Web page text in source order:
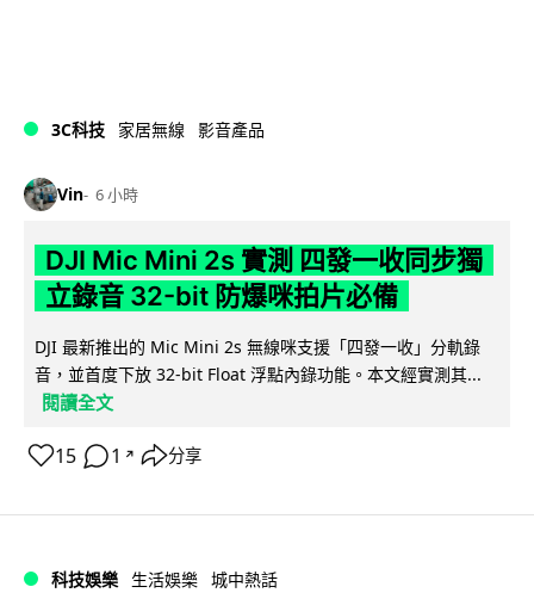
3C科技 家居無線 影音產品
Vin 6 小時
DJI Mic Mini 2s 實測 四發一收同步獨
立錄音 32-bit 防爆咪拍片必備
DJI 最新推出的 Mic Mini 2s 無線咪支援「四發一收」分軌錄
音，並首度下放 32-bit Float 浮點內錄功能。本文經實測其...
閱讀全文
15 1 ↗ 分享
科技娛樂 生活娛樂 城中熱話